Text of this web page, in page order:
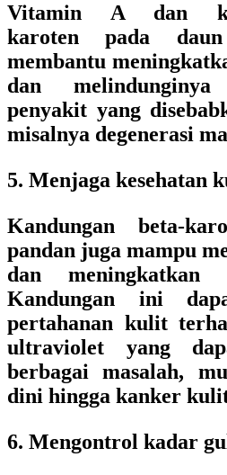
Vitamin A dan
karoten pada
membantu
dan
penyakit yang
misalnya degenerasi
5. Menjaga kesehatan
Kandungan beta-
pandan juga mampu
dan meningkatkan
Kandungan ini
pertahanan kulit
ultraviolet yang
berbagai masalah,
dini hingga kanker
6. Mengontrol kadar